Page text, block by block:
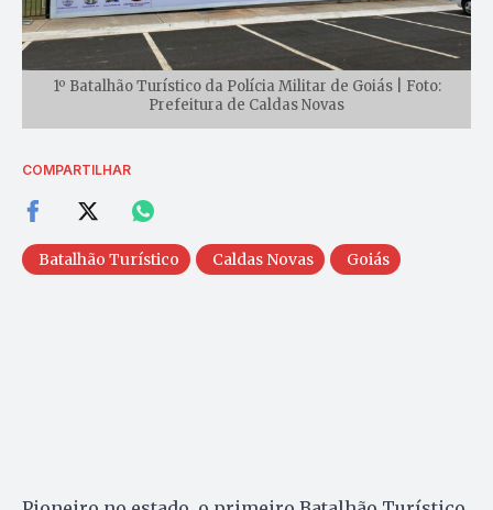
1º Batalhão Turístico da Polícia Militar de Goiás | Foto:
Prefeitura de Caldas Novas
COMPARTILHAR
Batalhão Turístico Caldas Novas Goiás